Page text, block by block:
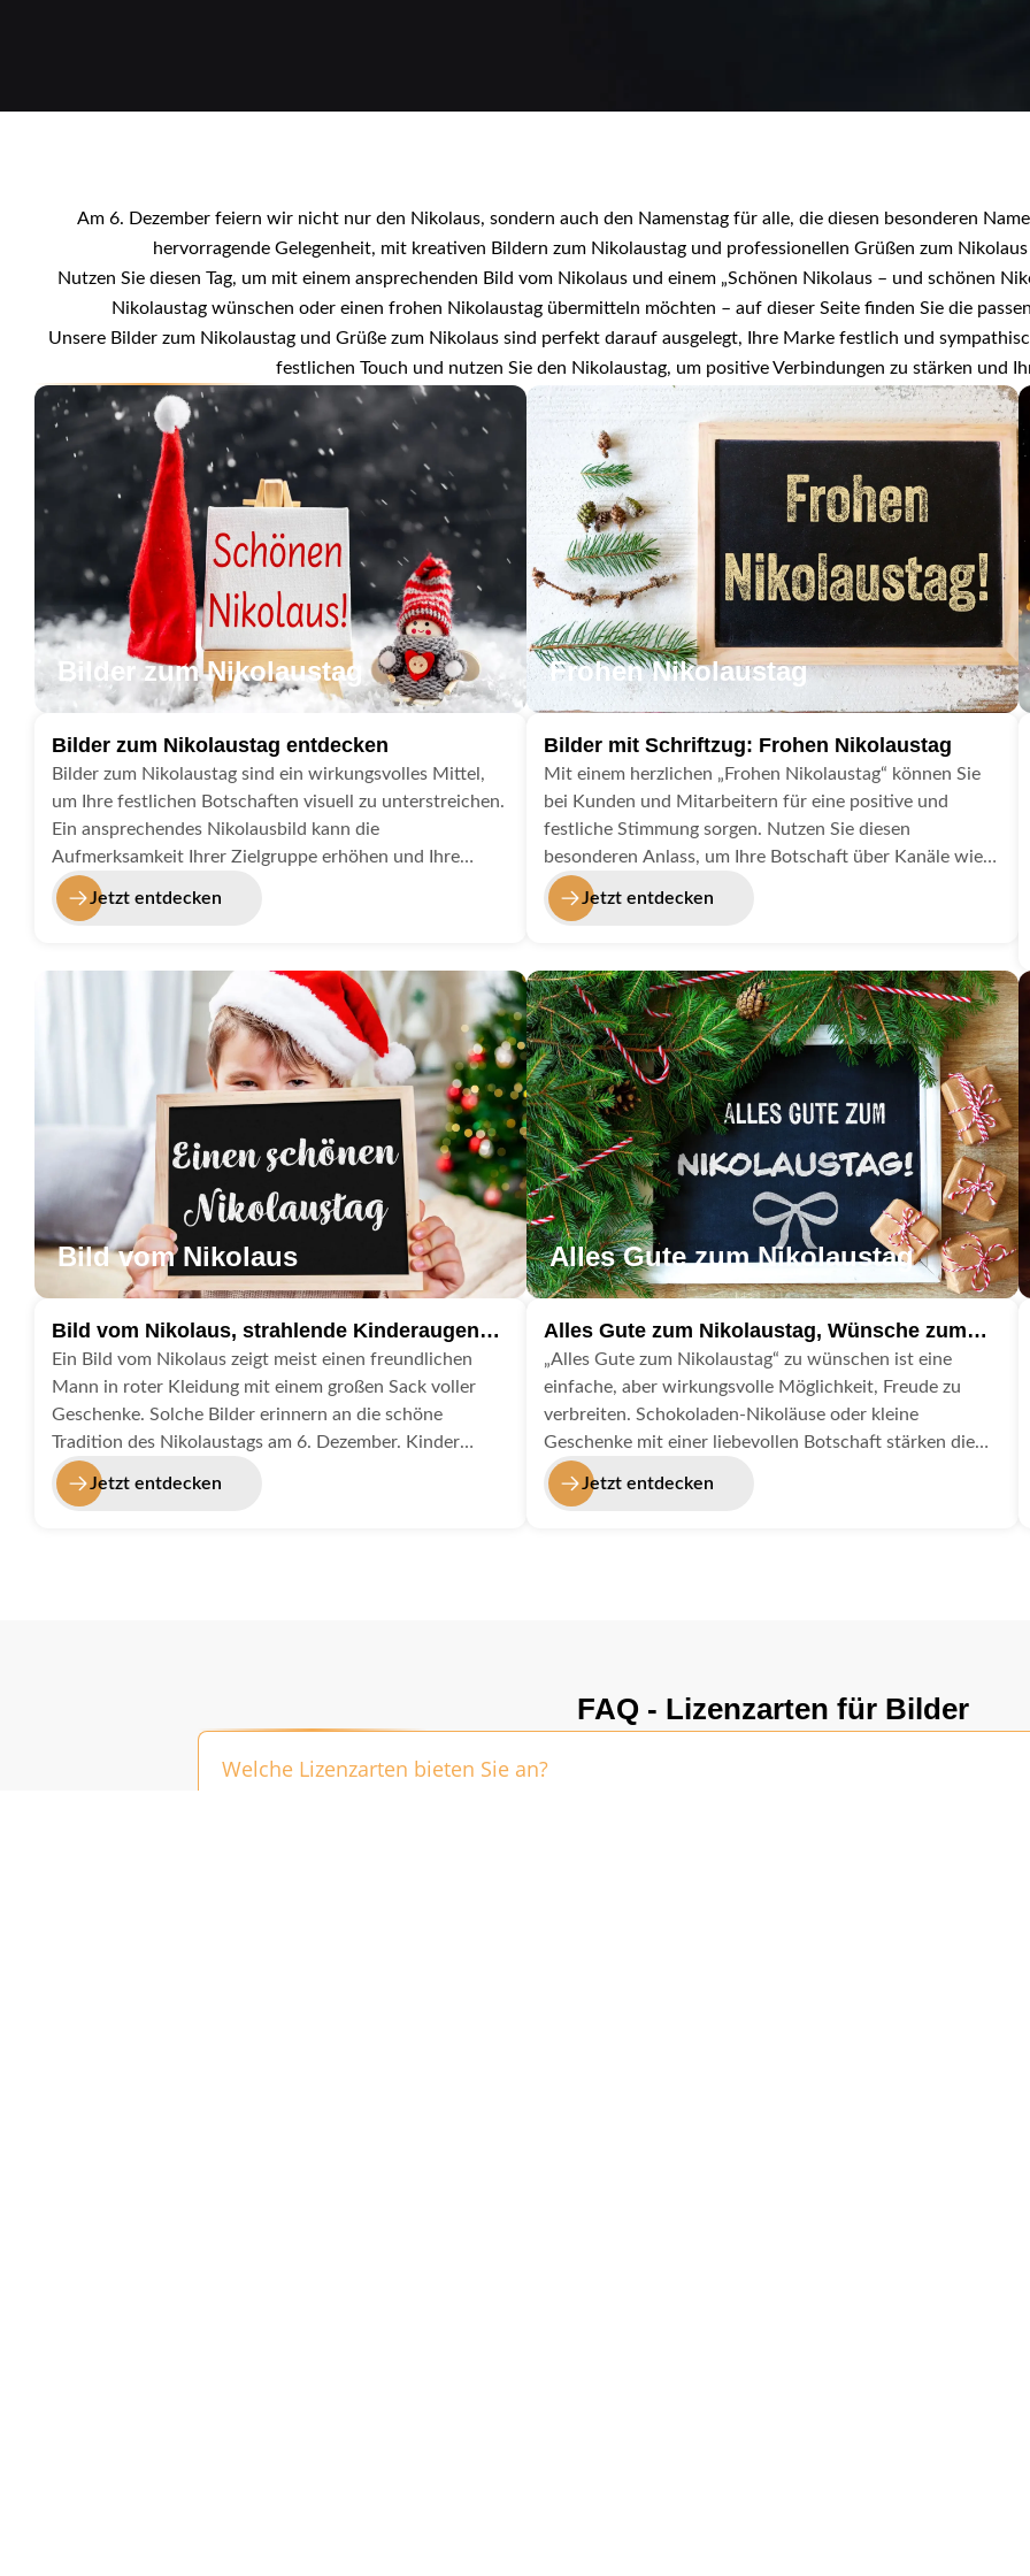
Am 6. Dezember feiern wir nicht nur den Nikolaus, sondern auch den Namenstag für alle, die diesen besonderen
hervorragende Gelegenheit, mit kreativen Bildern zum Nikolaustag und professionellen Grüßen zum
Nutzen Sie diesen Tag, um mit einem ansprechenden Bild vom Nikolaus und einem „Schönen Nikolaus – und schönen
Nikolaustag wünschen oder einen frohen Nikolaustag übermitteln möchten – auf dieser Seite finden Sie die
Unsere Bilder zum Nikolaustag und Grüße zum Nikolaus sind perfekt darauf ausgelegt, Ihre Marke festlich und
festlichen Touch und nutzen Sie den Nikolaustag, um positive Verbindungen zu stärken und
Bilder zum Nikolaustag
Bilder zum Nikolaustag entdecken
Bilder zum Nikolaustag sind ein wirkungsvolles Mittel,
um Ihre festlichen Botschaften visuell zu unterstreichen.
Ein ansprechendes Nikolausbild kann die
Aufmerksamkeit Ihrer Zielgruppe erhöhen und Ihre
Grüße emotionaler wirken lassen. Besonders in
Kombination mit einer gelungenen Ankündigung können
Sie jedoch, dass hochwertige Nikolausbilder in der Regel
lizenzpflichtig sind. Mit lizenzierten Bildern stellen Sie
sicher, dass Ihre Kommunikation professionell,
rechtssicher und gleichzeitig besonders ansprechend ist.
Jetzt entdecken
Frohen Nikolaustag
Bilder mit Schriftzug: Frohen Nikolaustag
Mit einem herzlichen „Frohen Nikolaustag“ können Sie
bei Kunden und Mitarbeitern für eine positive und
festliche Stimmung sorgen. Nutzen Sie diesen
besonderen Anlass, um Ihre Botschaft über Kanäle wie
Facebook, WhatsApp Business oder Ihre eigene
Webseite zu verbreiten. Eine kreative Aktion – etwa ein
Aufmerksamkeit erzeugen und Ihre Marke sympathisch
präsentieren. Solche Aktionen haben das Potenzial,
geteilt zu werden und so eine größere Reichweite zu
erzielen.
Jetzt entdecken
Bild vom Nikolaus
Bild vom Nikolaus, strahlende Kinderaugen
am Nikolaustag
Ein Bild vom Nikolaus zeigt meist einen freundlichen
Mann in roter Kleidung mit einem großen Sack voller
Geschenke. Solche Bilder erinnern an die schöne
Tradition des Nikolaustags am 6. Dezember. Kinder
freuen sich besonders über diese Darstellungen, weil sie
den Nikolaus mit kleinen Überraschungen und guten
Jetzt entdecken
Alles Gute zum Nikolaustag
Alles Gute zum Nikolaustag, Wünsche zum
Nikolaus
„Alles Gute zum Nikolaustag“ zu wünschen ist eine
einfache, aber wirkungsvolle Möglichkeit, Freude zu
verbreiten. Schokoladen-Nikoläuse oder kleine
Geschenke mit einer liebevollen Botschaft stärken die
Mitarbeiterbindung und sorgen für ein freundliches
Miteinander. Wenn Sie Fotos dieser Aktion auf Ihren
Jetzt entdecken
FAQ - Lizenzarten für Bilder
Welche Lizenzarten bieten Sie an?